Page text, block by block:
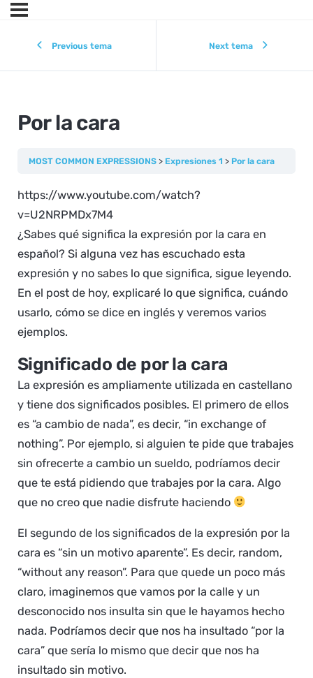
Previous tema Next tema
Por la cara
MOST COMMON EXPRESSIONS Expresiones 1 Por la cara
https://www.youtube.com/watch?
v=U2NRPMDx7M4
¿Sabes qué significa la expresión por la cara en
español? Si alguna vez has escuchado esta
expresión y no sabes lo que significa, sigue leyendo.
En el post de hoy, explicaré lo que significa, cuándo
usarlo, cómo se dice en inglés y veremos varios
ejemplos.
Significado de por la cara
La expresión es ampliamente utilizada en castellano
y tiene dos significados posibles. El primero de ellos
es “a cambio de nada”, es decir, “in exchange of
nothing”. Por ejemplo, si alguien te pide que trabajes
sin ofrecerte a cambio un sueldo, podríamos decir
que te está pidiendo que trabajes por la cara. Algo
que no creo que nadie disfrute haciendo
El segundo de los significados de la expresión por la
cara es “sin un motivo aparente”. Es decir, random,
“without any reason”. Para que quede un poco más
claro, imaginemos que vamos por la calle y un
desconocido nos insulta sin que le hayamos hecho
nada. Podríamos decir que nos ha insultado “por la
cara” que sería lo mismo que decir que nos ha
insultado sin motivo.